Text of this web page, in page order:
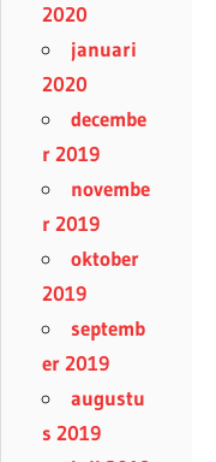
2020
januari
2020
decembe
r 2019
novembe
r 2019
oktober
2019
septemb
er 2019
augustu
s 2019